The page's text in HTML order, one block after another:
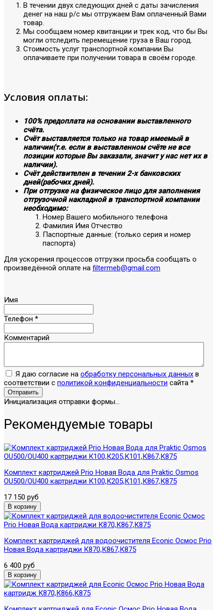
В течении двух следующих дней с даты зачисления
денег на наш р/с мы отгружаем Вам оплаченный Вами
товар.
Мы сообщаем номер квитанции и трек код, что бы Вы
могли отследить перемещение груза в Ваш город.
Стоимость услуг транспортной компании Вы
оплачиваете при получении товара в своём городе.
Условия оплаты:
100% предоплата на основании выставленного
счёта.
Счёт выставляется только на товар имеемый в
наличии(т.е. если в выставленном счёте не все
позиции которые Вы заказали, значит у нас нет их в
наличии).
Счёт действителен в течении 2-х банковских
дней(рабочих дней).
При отгрузке на физическое лицо для заполнения
отгрузочной накладной в транспортной компании
необходимо:
Номер Вашего мобильного телефона
Фамилия Имя Отчество
Паспортные данные: (только серия и номер
паспорта)
Для ускорения процессов отгрузки просьба сообщать о
произведённой оплате на filtermeb@gmail.com
Имя
Телефон *
Комментарий
Я даю согласие на обработку персональных данных в
соответствии с политикой конфиденциальности сайта *
Отправить
Инициализация отправки формы...
Рекомендуемые товары
Комплект картриджей Prio Новая Вода для Praktic Osmos
OU500/OU400 картриджи К100,К205,К101,К867,К875
17 150 руб
Комплект картриджей для водоочистителя Econic Осмос Prio
Новая Вода картриджи К870,К867,К875
6 400 руб